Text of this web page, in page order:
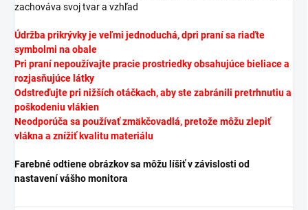
zachováva svoj tvar a vzhľad
Údržba prikrývky je veľmi jednoduchá, dpri praní sa riaďte
symbolmi na obale
Pri praní nepoužívajte pracie prostriedky obsahujúce bieliace a
rozjasňujúce látky
Odstreďujte pri nižších otáčkach, aby ste zabránili pretrhnutiu a
poškodeniu vlákien
Neodporúča sa používať zmäkčovadlá, pretože môžu zlepiť
vlákna a znížiť kvalitu materiálu
Farebné odtiene obrázkov sa môžu líšiť v závislosti od
nastavení vášho monitora